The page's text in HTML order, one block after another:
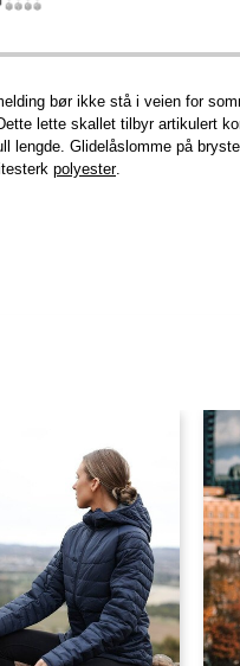
bør ikke stå i veien for
lette skallet tilbyr artikulert
Glidelåslomme på
polyester.